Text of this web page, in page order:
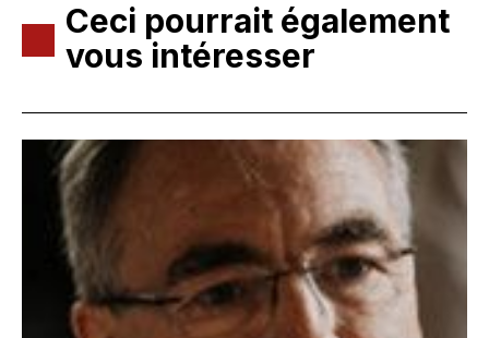
Ceci pourrait également
vous intéresser